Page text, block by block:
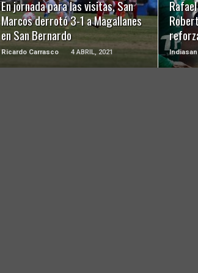
En jornada para las visitas, San
Marcos derrotó 3-1 a Magallanes
en San Bernardo
Ricardo Carrasco 4 ABRIL, 2021 Indiasan